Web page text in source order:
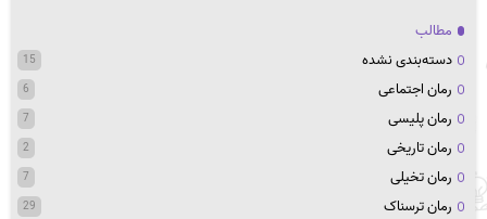
مطالب
دسته‌بندی نشده
15
رمان اجتماعی 6
رمان پلیسی 7
رمان تاریخی 2
رمان تخیلی 7
رمان ترسناک 29